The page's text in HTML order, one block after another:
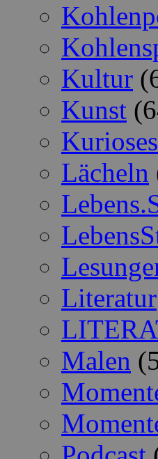
Kultur
Kunst
Kurioses
Lächeln
Literatur
Malen